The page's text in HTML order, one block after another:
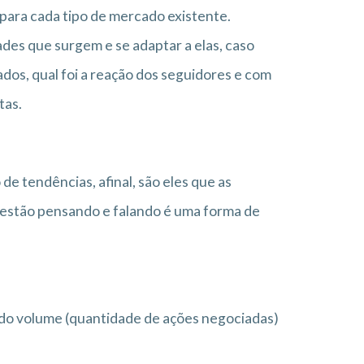
cada tipo de mercado existente.
que surgem e se adaptar a elas, caso
qual foi a reação dos seguidores e com
tendências, afinal, são eles que as
pensando e falando é uma forma de
volume (quantidade de ações negociadas)